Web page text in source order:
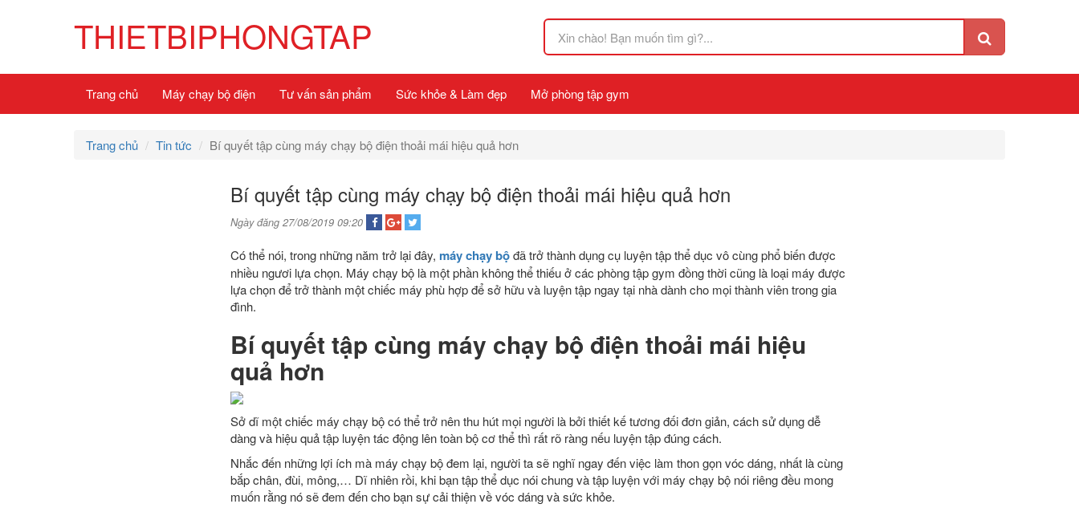
THIETBIPHONGTAP
Trang chủ Máy chạy bộ điện Tư vấn sản phẩm Sức khỏe & Làm đẹp Mở phòng tập gym
Trang chủ Tin tức Bí quyết tập cùng máy chạy bộ điện thoải mái hiệu quả hơn
Bí quyết tập cùng máy chạy bộ điện thoải mái hiệu quả hơn
Ngày đăng 27/08/2019 09:20
Có thể nói, trong những năm trở lại đây, máy chạy bộđã trở thành dụng cụ luyện tập thể dục vô cùng phổ biến được
nhiều ngươi lựa chọn. Máy chạy bộ là một phần không thể thiếu ở các phòng tập gym đồng thời cũng là loại máy được
lựa chọn để trở thành một chiếc máy phù hợp để sở hữu và luyện tập ngay tại nhà dành cho mọi thành viên trong gia
đình.
Bí quyết tập cùng máy chạy bộ điện thoải mái hiệu
quả hơn
Sở dĩ một chiếc máy chạy bộ có thể trở nên thu hút mọi người là bởi thiết kế tương đối đơn giản, cách sử dụng dễ
dàng và hiệu quả tập luyện tác động lên toàn bộ cơ thể thì rất rõ ràng nếu luyện tập đúng cách.
Nhắc đến những lợi ích mà máy chạy bộ đem lại, người ta sẽ nghĩ ngay đến việc làm thon gọn vóc dáng, nhất là cùng
bắp chân, đùi, mông,… Dĩ nhiên rồi, khi bạn tập thể dục nói chung và tập luyện với máy chạy bộ nói riêng đều mong
muốn rằng nó sẽ đem đến cho bạn sự cải thiện về vóc dáng và sức khỏe.